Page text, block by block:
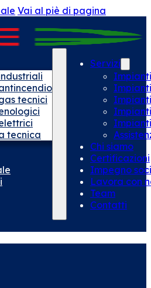
Vai al piè di pagina
tecnici
tecnica
Servizi
Chi siamo
Certificazioni
Impegno
Lavora con
Team
Contatti